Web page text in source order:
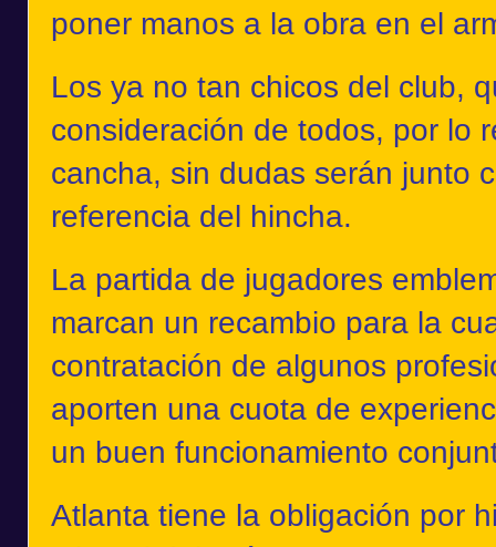
poner manos a la obra en el
Los ya no tan chicos del club,
consideración de todos, por lo
cancha, sin dudas serán junto
referencia del hincha.
La partida de jugadores
marcan un recambio para la
contratación de algunos
aporten una cuota de
un buen funcionamiento
Atlanta tiene la obligación por